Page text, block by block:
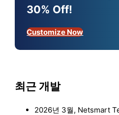
30% Off!
Customize Now
최근 개발
2026년 3월, Netsmart